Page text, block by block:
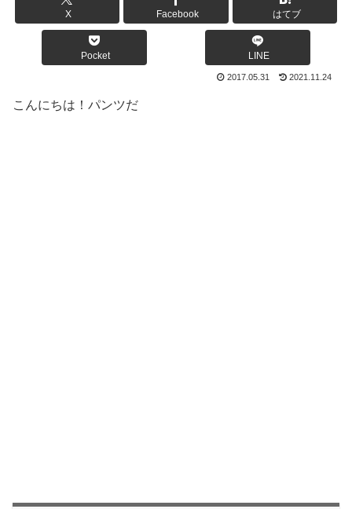
X Facebook はてブ
Pocket LINE
2017.05.31 2021.11.24
こんにちは！パンツだ